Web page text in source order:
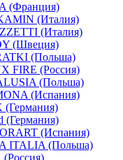
(Франция)
(Италия)
(Италия)
(Швеция)
(Польша)
FIRE (Россия)
(Польша)
(Испания)
(Германия)
(Испания)
ITALIA (Польша)